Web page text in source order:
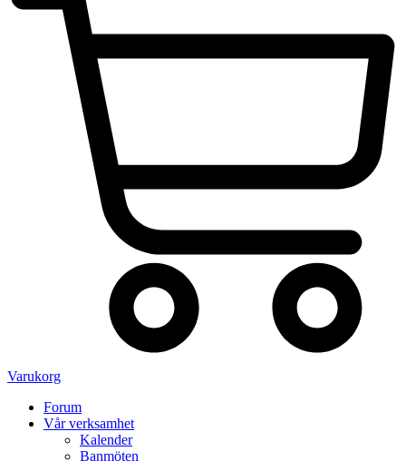
Varukorg
Forum
Vår verksamhet
Kalender
Banmöten